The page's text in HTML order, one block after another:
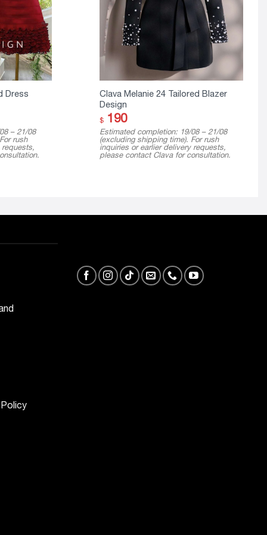
Dress
– 21/08
rush
Clava Melanie 24 Tailored Blazer
Design
$190
Estimated completion: 19/08 – 21/08
(excluding shipping time). For rush
inquiries or earlier delivery requests,
please contact Clava for consultation.